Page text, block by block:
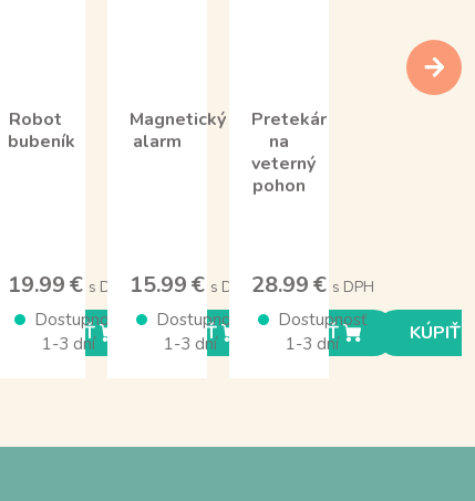
KÚPIŤ
Robot
bubeník
19.99 € s DPH
Dostupnosť
1-3 dní
KÚPIŤ
Magnetický
alarm
15.99 € s DPH
Dostupnosť
1-3 dní
KÚPIŤ
Pretekár
na
veterný
pohon
28.99 € s DPH
Dostupnosť
1-3 dní
KÚPIŤ